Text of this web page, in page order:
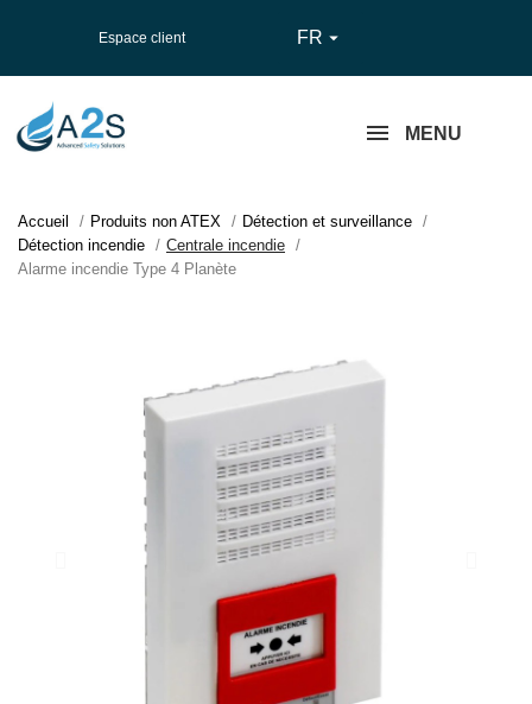
Espace client FR 
MENU
Accueil Produits non ATEX
Détection et surveillance
Détection incendie
Centrale incendie
Alarme incendie Type 4 Planète